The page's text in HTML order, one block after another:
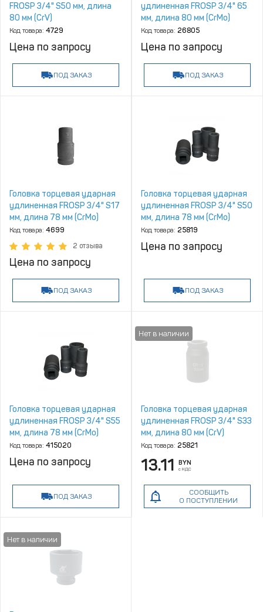
FROSP 3/4" S50 мм, длина
80 мм (CrV)
Код товара: 4729
Цена по запросу
ПОД ЗАКАЗ
удлиненная FROSP 3/4" 65
мм, длина 80 мм (CrMo)
Код товара: 26805
Цена по запросу
ПОД ЗАКАЗ
Головка торцевая ударная
удлиненная FROSP 3/4" S17
мм, длина 78 мм (CrMo)
Код товара: 4699
2 отзыва
Цена по запросу
ПОД ЗАКАЗ
Головка торцевая ударная
удлиненная FROSP 3/4" S50
мм, длина 78 мм (CrMo)
Код товара: 25819
Цена по запросу
ПОД ЗАКАЗ
Головка торцевая ударная
удлиненная FROSP 3/4" S55
мм, длина 78 мм (CrMo)
Код товара: 415020
Цена по запросу
ПОД ЗАКАЗ
Головка торцевая ударная
удлиненная FROSP 3/4" S33
мм, длина 80 мм (CrV)
Код товара: 25821
13.11 BYN
с НДС
СООБЩИТЬ
О ПОСТУПЛЕНИИ